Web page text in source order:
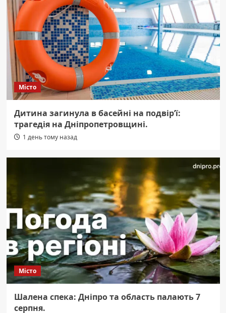
Місто
Дитина загинула в басейні на подвір’ї:
трагедія на Дніпропетровщині.
1 день тому назад
Місто
Шалена спека: Дніпро та область палають 7
серпня.